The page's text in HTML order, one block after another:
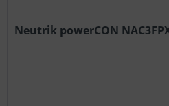
Neutrik powerCON